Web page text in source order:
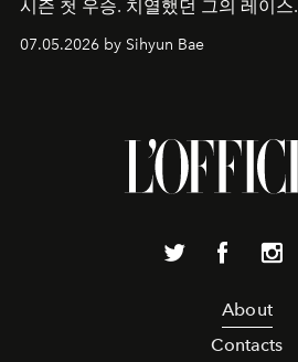
시즌 첫 우승. 치열했던 그의 레이스.
07.05.2026 by Sihyun Bae
About
Contacts